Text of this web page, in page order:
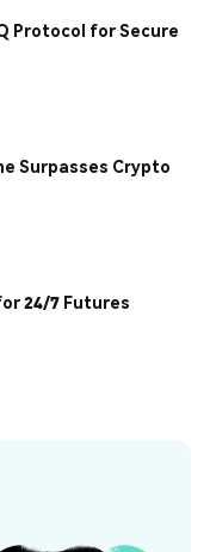
Protocol for Secure
Surpasses Crypto
24/7 Futures